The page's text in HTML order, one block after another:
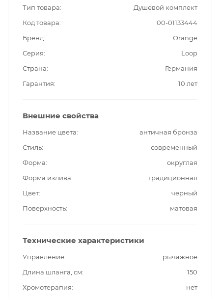
Тип товара
Душевой комплект
Код товара
00-01133444
Бренд
Orange
Серия
Loop
Страна
Германия
Гарантия
10 лет
Внешние свойства
Название цвета
античная бронза
Стиль
современный
Форма
округлая
Форма излива
традиционная
Цвет
черный
Поверхность
матовая
Технические характеристики
Управление
рычажное
Длина шланга, см
150
Хромотерапия
нет